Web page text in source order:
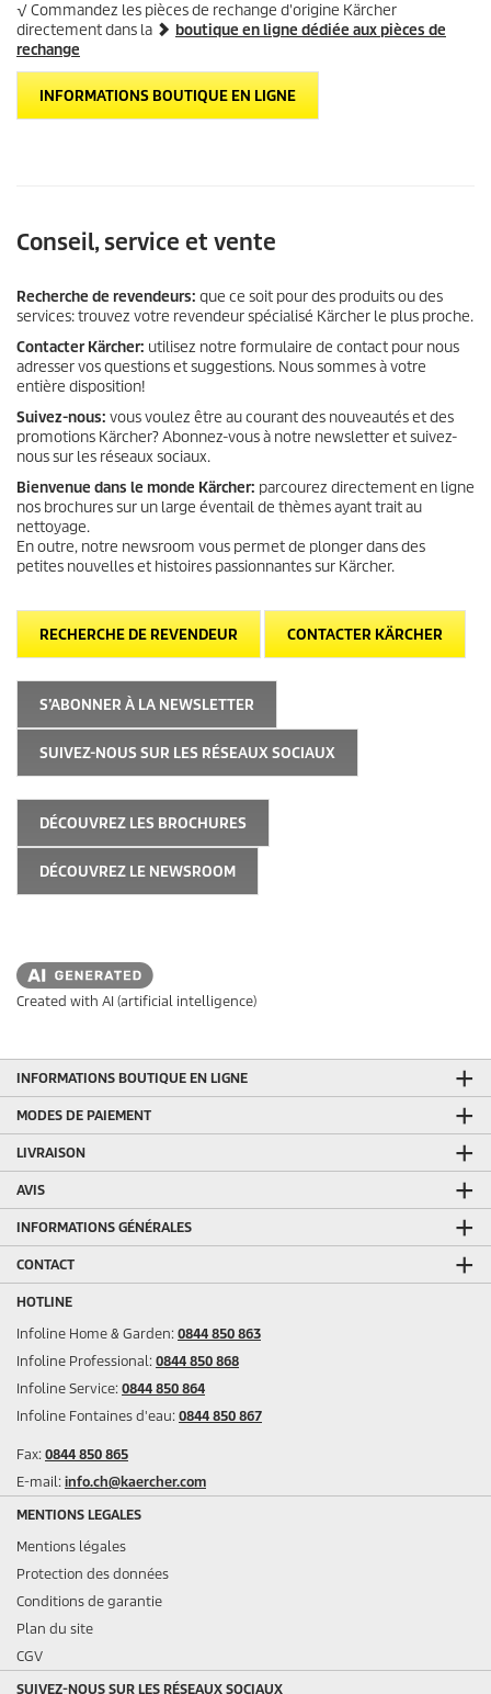
√ Commandez les pièces de rechange d'origine Kärcher
directement dans la
boutique en ligne dédiée aux pièces de
rechange
INFORMATIONS BOUTIQUE EN LIGNE
Conseil, service et vente
Recherche de revendeurs: que ce soit pour des produits ou des
services: trouvez votre revendeur spécialisé Kärcher le plus proche.
Contacter Kärcher: utilisez notre formulaire de contact pour nous
adresser vos questions et suggestions. Nous sommes à votre
entière disposition!
Suivez-nous: vous voulez être au courant des nouveautés et des
promotions Kärcher? Abonnez-vous à notre newsletter et suivez-
nous sur les réseaux sociaux.
Bienvenue dans le monde Kärcher: parcourez directement en ligne
nos brochures sur un large éventail de thèmes ayant trait au
nettoyage.
En outre, notre newsroom vous permet de plonger dans des
petites nouvelles et histoires passionnantes sur Kärcher.
RECHERCHE DE REVENDEUR CONTACTER KÄRCHER
S’ABONNER À LA NEWSLETTER
SUIVEZ-NOUS SUR LES RÉSEAUX SOCIAUX
DÉCOUVREZ LES BROCHURES
DÉCOUVREZ LE NEWSROOM
Created with AI (artificial intelligence)
INFORMATIONS BOUTIQUE EN LIGNE
MODES DE PAIEMENT
LIVRAISON
AVIS
INFORMATIONS GÉNÉRALES
CONTACT
HOTLINE
Infoline Home & Garden: 0844 850 863
Infoline Professional: 0844 850 868
Infoline Service: 0844 850 864
Infoline Fontaines d'eau: 0844 850 867
Fax: 0844 850 865
E-mail: info.ch@kaercher.com
MENTIONS LEGALES
Mentions légales
Protection des données
Conditions de garantie
Plan du site
CGV
SUIVEZ-NOUS SUR LES RÉSEAUX SOCIAUX